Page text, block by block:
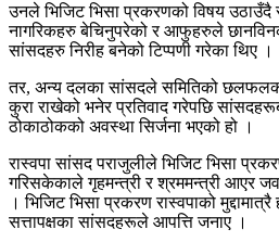
उनले भिजिट भिसा प्रकरणको विषय उठाउँदै
नागरिकहरु बेचिनुपरेको र आफुहरुले
सांसदहरु निरीह बनेको टिप्पणी गरेका थिए ।
तर, अन्य दलका सांसदले समितिको छलफलको
कुरा राखेको भनेर प्रतिवाद गरेपछि
ठोकाठोकको अवस्था सिर्जना भएको हो ।
रास्वपा सांसद पराजुलीले भिजिट भिसा
गरिसकेकाले गृहमन्त्री र श्रममन्त्री आएर
। भिजिट भिसा प्रकरण रास्वपाको
सत्तापक्षका सांसदहरूले आपत्ति जनाए ।